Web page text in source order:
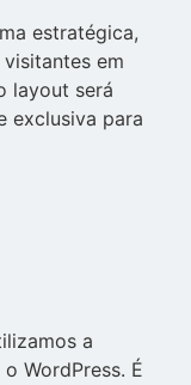
estratégica,
em
layout será
exclusiva para
a
WordPress. É